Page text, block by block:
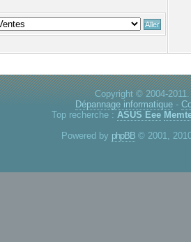
Copyright © 2004-
Dépannage informatique -
Top recherche : ASUS Eee
Powered by phpBB © 2001,